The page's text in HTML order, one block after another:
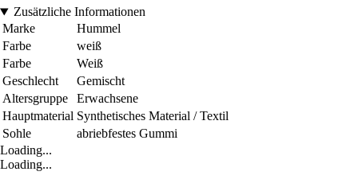
Zusätzliche Informationen
Marke
Hummel
Farbe
weiß
Farbe
Weiß
Geschlecht
Gemischt
Altersgruppe
Erwachsene
Hauptmaterial Synthetisches Material / Textil
Sohle
abriebfestes Gummi
Loading...
Loading...